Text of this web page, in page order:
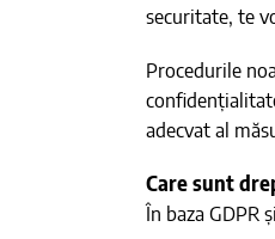
securitate, te
Procedurile
adecvat al
Care sunt
În baza GDPR